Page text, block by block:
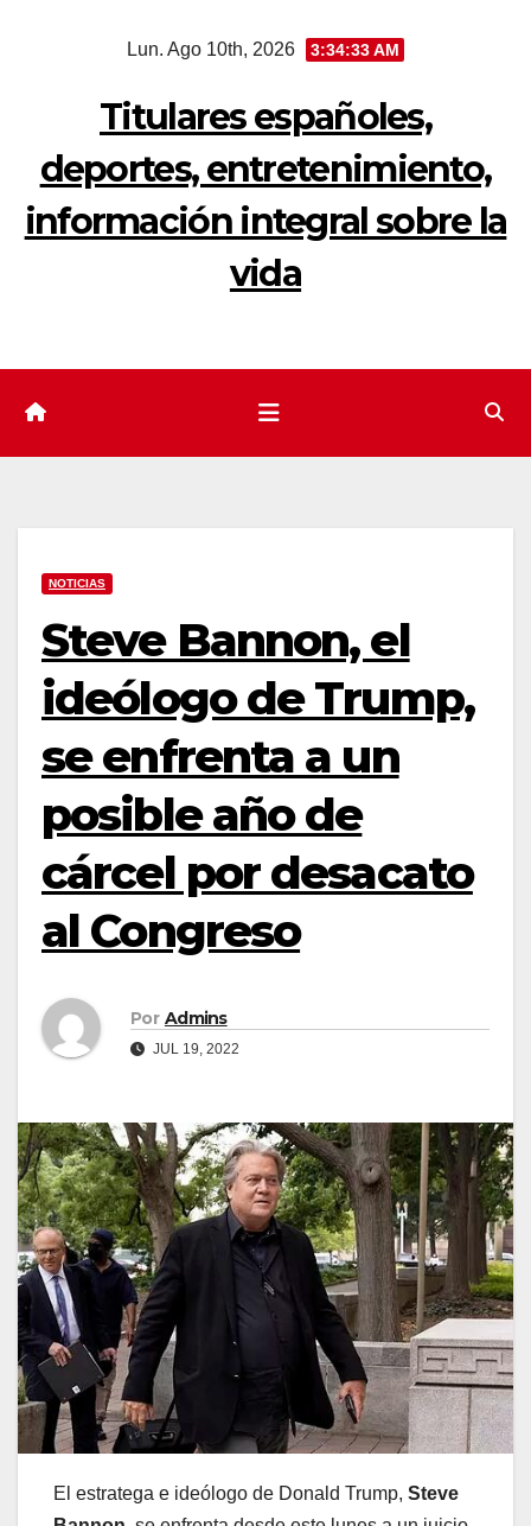
Lun. Ago 10th, 2026 3:34:34 AM
Titulares españoles,
deportes, entretenimiento,
información integral sobre la
vida
NOTICIAS
Steve Bannon, el
ideólogo de Trump,
se enfrenta a un
posible año de
cárcel por desacato
al Congreso
Por Admins
JUL 19, 2022
El estratega e ideólogo de Donald Trump, Steve